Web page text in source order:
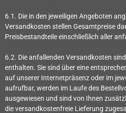
6.1. Die in den jeweiligen Angeboten
Versandkosten stellen Gesamtpreise
Preisbestandteile einschließlich aller
6.2. Die anfallenden Versandkosten
enthalten. Sie sind über eine
auf unserer Internetpräsenz oder im
aufrufbar, werden im Laufe des
ausgewiesen und sind von Ihnen
die versandkostenfreie Lieferung